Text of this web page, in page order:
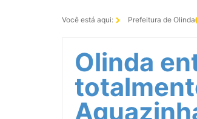
Você está aqui: Prefeitura de Olinda
Olinda